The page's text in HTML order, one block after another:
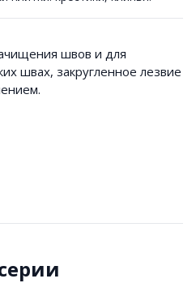
швов и для
швах, закругленное лезвие